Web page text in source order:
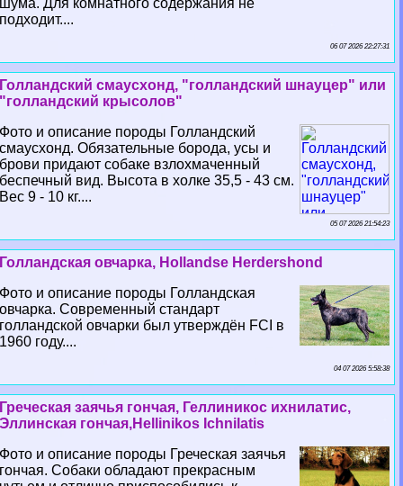
подходит....
06 07 2026 22:27:31
Голландский смаусхонд, "голландский шнауцер" или
"голландский крысолов"
Фото и описание породы Голландский
смаусхонд. Обязательные борода, усы и
брови придают собаке взлохмаченный
беспечный вид. Высота в холке 35,5 - 43 см.
Вес 9 - 10 кг....
05 07 2026 21:54:23
Голландская овчарка, Hollandse Herdershond
Фото и описание породы Голландская
овчарка. Современный стандарт
голландской овчарки был утверждён FCI в
1960 году....
04 07 2026 5:58:38
Греческая заячья гончая, Геллиникос ихнилатис,
Эллинская гончая,Hellinikos Ichnilatis
Фото и описание породы Греческая заячья
гончая. Собаки обладают прекрасным